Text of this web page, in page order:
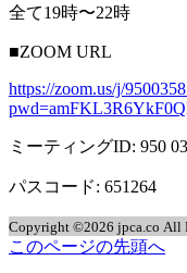
全て19時〜22時
■ZOOM URL
https://zoom.us/j/
ミーティングID: 950
パスコード: 651264
Copyright ©2026 jpca.co All
このページの先頭へ